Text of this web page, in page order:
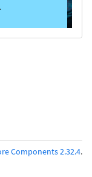
Components 2.32.4.